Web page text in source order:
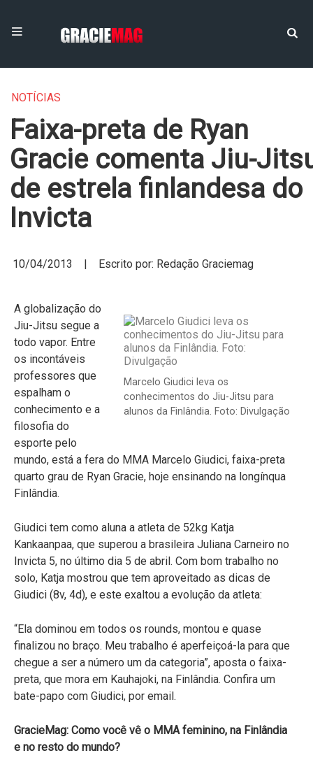
NOTÍCIAS
Faixa-preta de Ryan
Gracie comenta Jiu-
de estrela finlandesa do
Invicta
10/04/2013 | Escrito por: Redação Graciemag
Marcelo Giudici leva os
conhecimentos do Jiu-Jitsu para
alunos da Finlândia. Foto: Divulgação
A globalização do
Jiu-Jitsu segue a
todo vapor. Entre
os incontáveis
professores que
espalham o
conhecimento e a
filosofia do
esporte pelo
mundo, está a fera do MMA Marcelo Giudici, faixa-preta
quarto grau de Ryan Gracie, hoje ensinando na longínqua
Finlândia.
Giudici tem como aluna a atleta de 52kg Katja
Kankaanpaa, que superou a brasileira Juliana Carneiro no
Invicta 5, no último dia 5 de abril. Com bom trabalho no
solo, Katja mostrou que tem aproveitado as dicas de
Giudici (8v, 4d), e este exaltou a evolução da atleta:
“Ela dominou em todos os rounds, montou e quase
finalizou no braço. Meu trabalho é aperfeiçoá-la para que
chegue a ser a número um da categoria”, aposta o faixa-
preta, que mora em Kauhajoki, na Finlândia. Confira um
bate-papo com Giudici, por email.
GracieMag: Como você vê o MMA feminino, na Finlândia
e no resto do mundo?